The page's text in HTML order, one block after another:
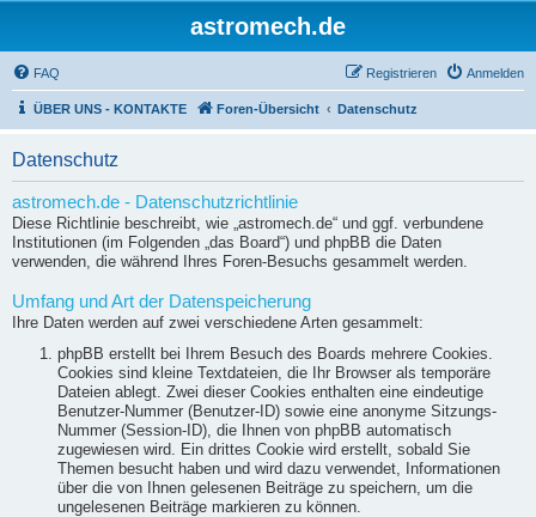
astromech.de
FAQ Anmelden
Registrieren
ÜBER UNS - KONTAKTE Foren-Übersicht Datenschutz
Datenschutz
astromech.de - Datenschutzrichtlinie
Diese Richtlinie beschreibt, wie „astromech.de“ und ggf. verbundene
Institutionen (im Folgenden „das Board“) und phpBB die Daten
verwenden, die während Ihres Foren-Besuchs gesammelt werden.
Umfang und Art der Datenspeicherung
Ihre Daten werden auf zwei verschiedene Arten gesammelt:
phpBB erstellt bei Ihrem Besuch des Boards mehrere Cookies.
Cookies sind kleine Textdateien, die Ihr Browser als temporäre
Dateien ablegt. Zwei dieser Cookies enthalten eine eindeutige
Benutzer-Nummer (Benutzer-ID) sowie eine anonyme Sitzungs-
Nummer (Session-ID), die Ihnen von phpBB automatisch
zugewiesen wird. Ein drittes Cookie wird erstellt, sobald Sie
Themen besucht haben und wird dazu verwendet, Informationen
über die von Ihnen gelesenen Beiträge zu speichern, um die
ungelesenen Beiträge markieren zu können.